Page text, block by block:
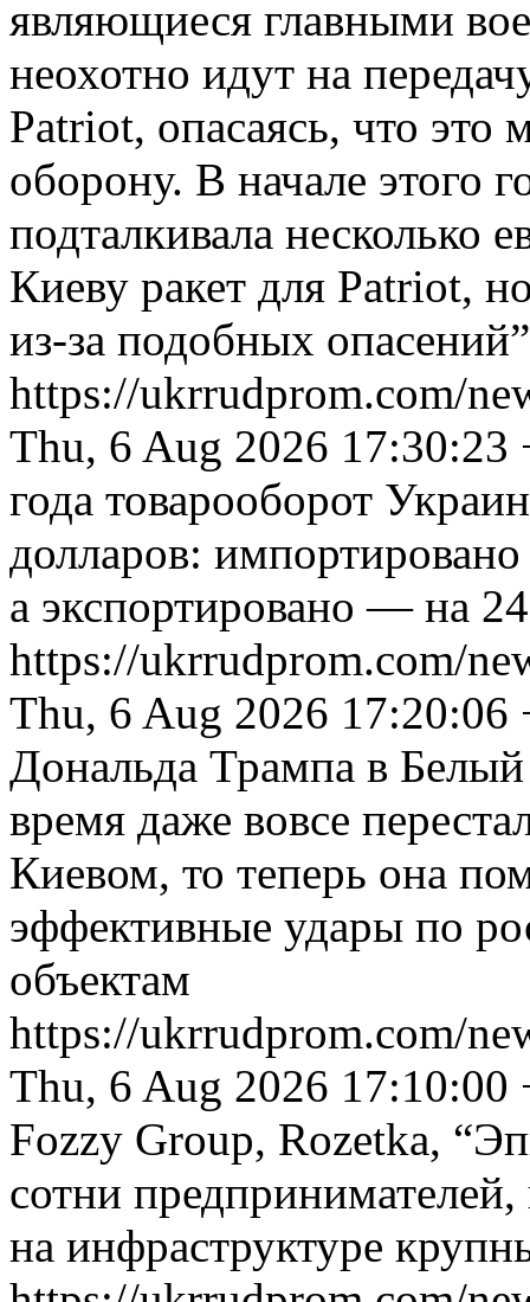
являющиеся главными
неохотно идут на
Patriot, опасаясь, что это
оборону. В начале этого
подталкивала несколько
Киеву ракет для Patriot,
из-за подобных опасений”
https://ukrrudprom.com/
Thu, 6 Aug 2026 17:30:23
года товарооборот
долларов:
а экспортировано — на
https://ukrrudprom.com/
Thu, 6 Aug 2026 17:20:06
Дональда Трампа в
время даже вовсе
Киевом, то теперь она
эффективные удары по
объектам
https://ukrrudprom.com/
Thu, 6 Aug 2026 17:10:00
Fozzy Group, Rozetka,
сотни
на инфраструктуре